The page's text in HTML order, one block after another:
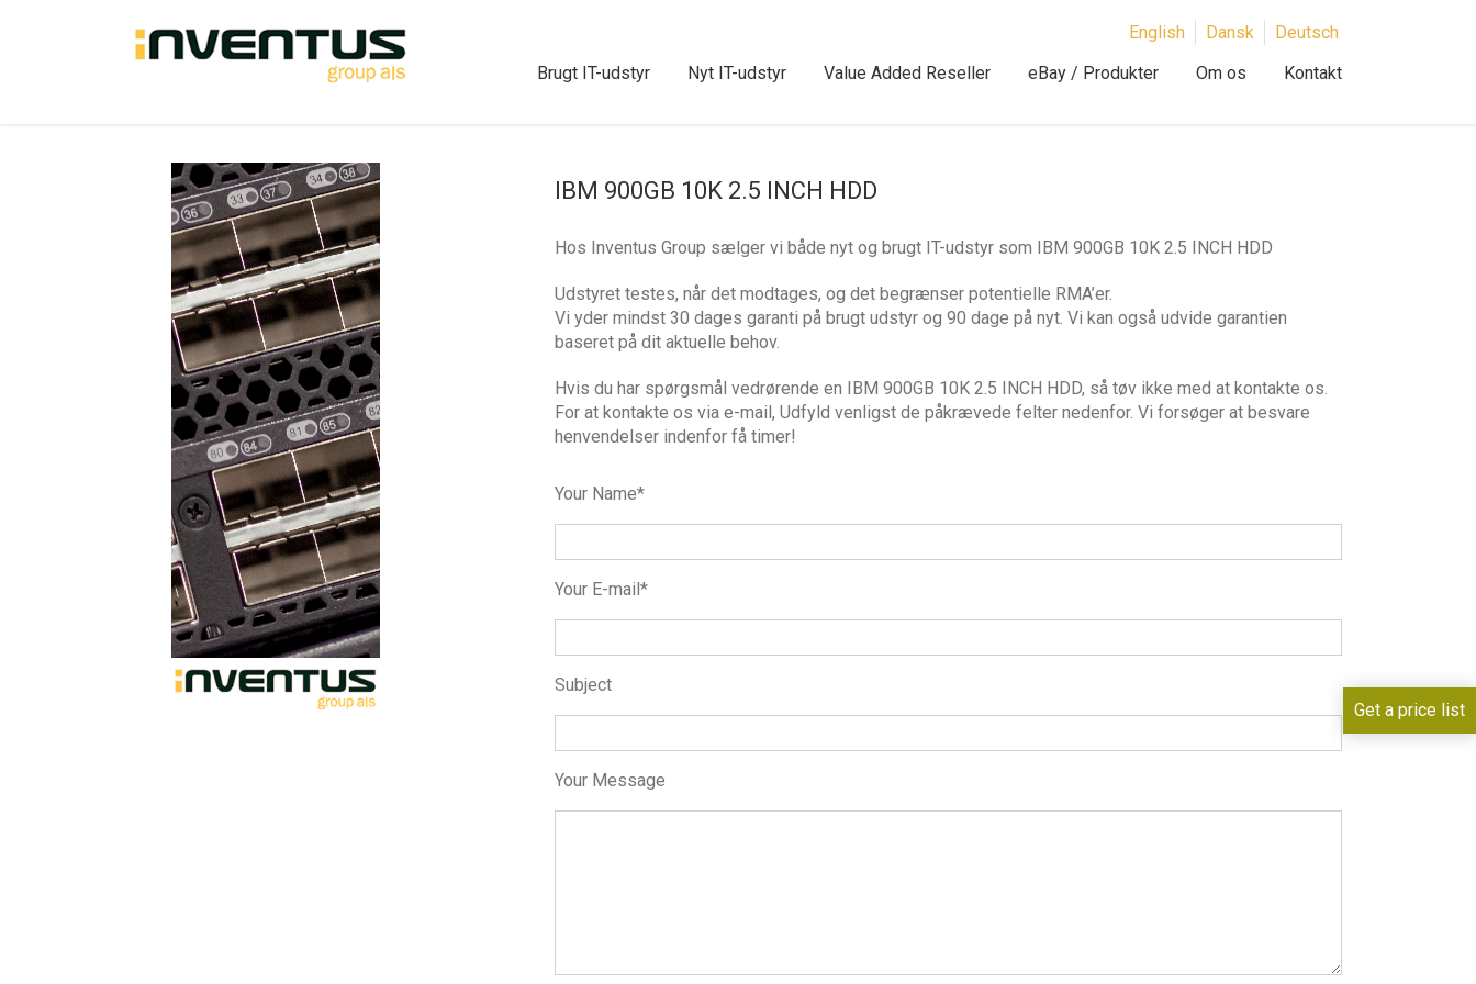
Brugt IT-udstyr Nyt IT-udstyr Value Added Reseller eBay / Produkter Om os Kontakt
English Dansk Deutsch
IBM 900GB 10K 2.5 INCH HDD
Hos Inventus Group sælger vi både nyt og brugt IT-udstyr som IBM 900GB 10K 2.5 INCH HDD
Udstyret testes, når det modtages, og det begrænser potentielle RMA’er.
Vi yder mindst 30 dages garanti på brugt udstyr og 90 dage på nyt. Vi kan også udvide garantien
baseret på dit aktuelle behov.
Hvis du har spørgsmål vedrørende en IBM 900GB 10K 2.5 INCH HDD, så tøv ikke med at kontakte os.
For at kontakte os via e-mail, Udfyld venligst de påkrævede felter nedenfor. Vi forsøger at besvare
henvendelser indenfor få timer!
Your Name*
Your E-mail*
Subject
Your Message
Get a price list